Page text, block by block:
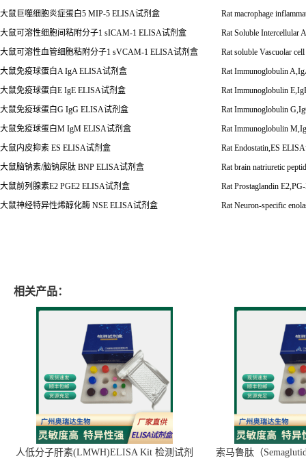
大鼠巨噬细胞炎症蛋白5 MIP-5 ELISA试剂盒
Rat macrophage
大鼠可溶性细胞间粘附分子1 sICAM-1 ELISA试剂盒
Rat Soluble Intercellular
大鼠可溶性血管细胞粘附分子1 sVCAM-1 ELISA试剂盒
Rat soluble Vascuolar
大鼠免疫球蛋白A IgA ELISA试剂盒
Rat Immunoglobulin
大鼠免疫球蛋白E IgE ELISA试剂盒
Rat Immunoglobulin
大鼠免疫球蛋白G IgG ELISA试剂盒
Rat Immunoglobulin
大鼠免疫球蛋白M IgM ELISA试剂盒
Rat Immunoglobulin
大鼠内皮抑素 ES ELISA试剂盒 Rat Endostatin,ES ELISA
大鼠脑钠素/脑钠尿肽 BNP ELISA试剂盒
Rat brain natriuretic
大鼠前列腺素E2 PGE2 ELISA试剂盒
Rat Prostaglandin
大鼠神经特异性烯醇化酶 NSE ELISA试剂盒 Rat Neuron-specific
相关产品：
人低分子肝素(LMWH)ELISA Kit 检测试剂
索马鲁肽（